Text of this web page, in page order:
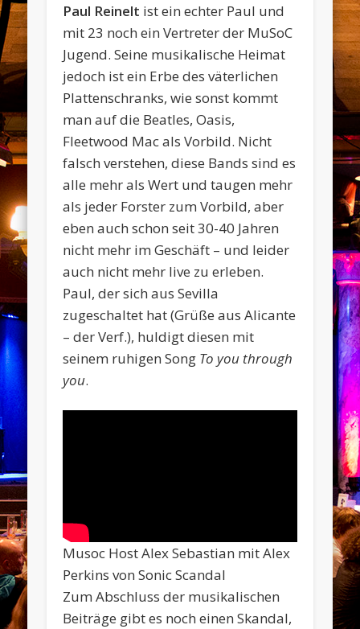
Paul Reinelt ist ein echter Paul und
mit 23 noch ein Vertreter der MuSoC
Jugend. Seine musikalische Heimat
jedoch ist ein Erbe des väterlichen
Plattenschranks, wie sonst kommt
man auf die Beatles, Oasis,
Fleetwood Mac als Vorbild. Nicht
falsch verstehen, diese Bands sind es
alle mehr als Wert und taugen mehr
als jeder Forster zum Vorbild, aber
eben auch schon seit 30-40 Jahren
nicht mehr im Geschäft – und leider
auch nicht mehr live zu erleben.
Paul, der sich aus Sevilla
zugeschaltet hat (Grüße aus Alicante
– der Verf.), huldigt diesen mit
seinem ruhigen Song To you through
you.
Musoc Host Alex Sebastian mit Alex
Perkins von Sonic Scandal
Zum Abschluss der musikalischen
Beiträge gibt es noch einen Skandal,